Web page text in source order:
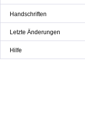
Handschriften
Letzte Änderungen
Hilfe